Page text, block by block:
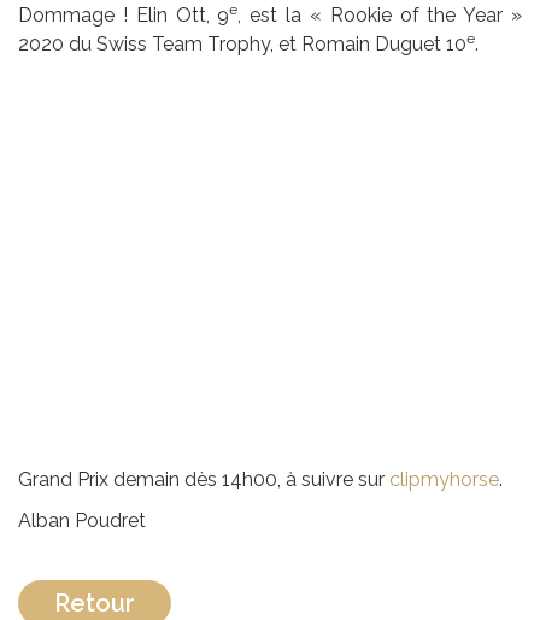
Dommage ! Elin Ott, 9e, est la « Rookie of the Year »
2020 du Swiss Team Trophy, et Romain Duguet 10e.
Grand Prix demain dès 14h00, à suivre sur clipmyhorse.
Alban Poudret
Retour